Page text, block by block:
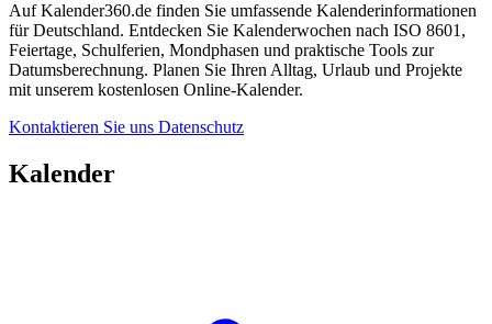
Auf Kalender360.de finden Sie umfassende Kalenderinformationen
für Deutschland. Entdecken Sie Kalenderwochen nach ISO 8601,
Feiertage, Schulferien, Mondphasen und praktische Tools zur
Datumsberechnung. Planen Sie Ihren Alltag, Urlaub und Projekte
mit unserem kostenlosen Online-Kalender.
Kontaktieren Sie uns Datenschutz
Kalender